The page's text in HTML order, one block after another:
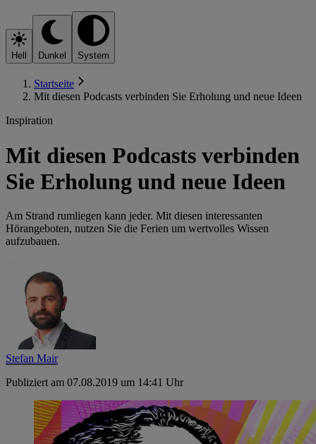
Hell Dunkel System
Startseite
Mit diesen Podcasts verbinden Sie Erholung und neue Ideen
Inspiration
Mit diesen Podcasts verbinden
Sie Erholung und neue Ideen
Am Strand rumliegen kann jeder. Mit diesen interessanten
Hörangeboten, nutzen Sie die Ferien um wertvolles Wissen
aufzubauen.
Stefan Mair
Publiziert am 07.08.2019 um 14:41 Uhr